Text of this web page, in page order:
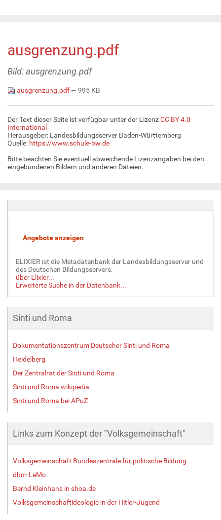
ausgrenzung.pdf
Bild: ausgrenzung.pdf
ausgrenzung.pdf— 995 KB
Der Text dieser Seite ist verfügbar unter der LizenzCC BY 4.0
International
Herausgeber: Landesbildungsserver Baden-Württemberg
Quelle: https://www.schule-bw.de
Bitte beachten Sie eventuell abweichende Lizenzangaben bei den
eingebundenen Bildern und anderen Dateien.
ELIXIER ist die Metadatenbank der Landesbildungsserver und
des Deutschen Bildungsservers.
über Elixier...
Erweiterte Suche in der Datenbank...
Sinti und Roma
Dokumentationszentrum Deutscher Sinti und Roma
Heidelberg
Der Zentralrat der Sinti und Roma
Sinti und Roma wikipedia
Sinti und Roma bei APuZ
Links zum Konzept der "Volksgemeinschaft"
Volksgemeinschaft Bundeszentrale für politische Bildung
dhm-LeMo
Bernd Kleinhans in shoa.de
Volksgemeinschaftideologie in der Hitler-Jugend